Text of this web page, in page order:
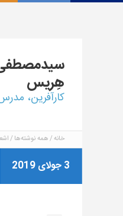
هِریس
کارآفرین،
خانه همه نوشته‌ها
3 جولای 2019